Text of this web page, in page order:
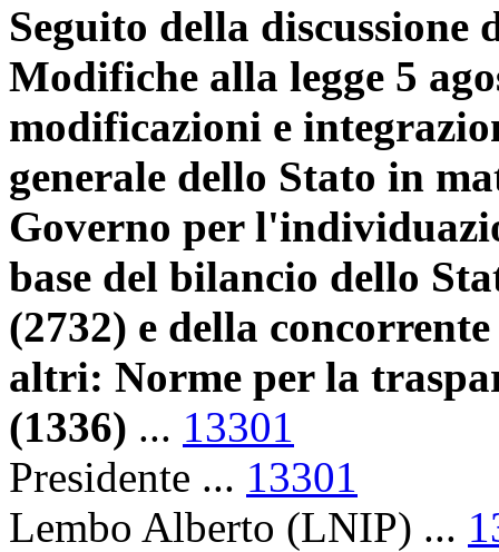
Seguito della discussione
Modifiche alla legge 5
modificazioni e
generale dello Stato in
Governo per
base del bilancio dello
(2732) e della
altri: Norme per la
(1336) ... 13301
Presidente ... 13301
Lembo Alberto (LNIP) ...